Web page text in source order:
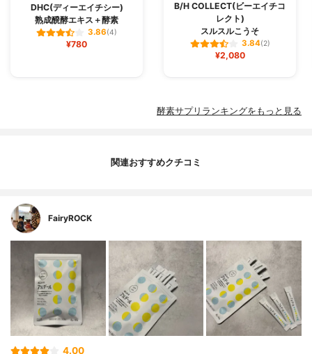
DHC(ディーエイチシー)
熟成醗酵エキス＋酵素
3.86(4)
¥780
B/H COLLECT(ビーエイチコ
レクト)
スルスルこうそ
3.84(2)
¥2,080
酵素サプリランキングをもっと見る
関連おすすめクチコミ
FairyROCK
4.00